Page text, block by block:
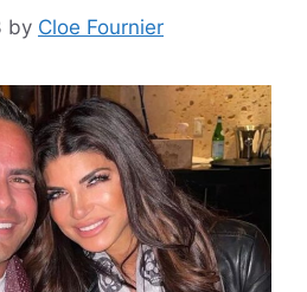
by Cloe Fournier